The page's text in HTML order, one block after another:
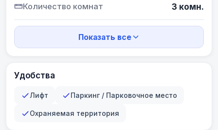
Количество комнат 3 комн.
Показать все
Удобства
Лифт Паркинг / Парковочное место
Охраняемая территория